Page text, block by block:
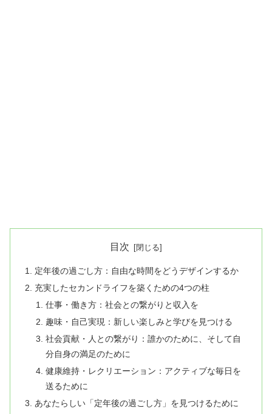
目次
定年後の過ごし方：自由な時間をどうデザインするか
充実したセカンドライフを築くための4つの柱
仕事・働き方：社会との繋がりと収入を
趣味・自己実現：新しい楽しみと学びを見つける
社会貢献・人との繋がり：誰かのために、そして自
分自身の満足のために
健康維持・レクリエーション：アクティブな毎日を
送るために
あなたらしい「定年後の過ごし方」を見つけるために